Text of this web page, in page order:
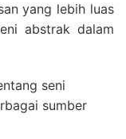
yang lebih luas
abstrak dalam
seni
sumber